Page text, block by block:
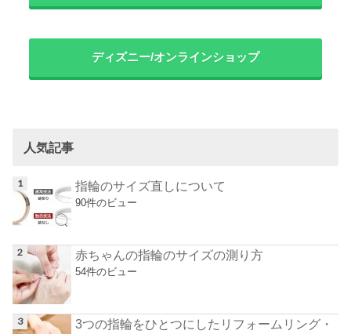
ディズニー/オンラインショップ
人気記事
指輪のサイズ直しについて
90件のビュー
赤ちゃんの指輪のサイズの測り方
54件のビュー
3つの指輪をひとつにしたリフォームリング・